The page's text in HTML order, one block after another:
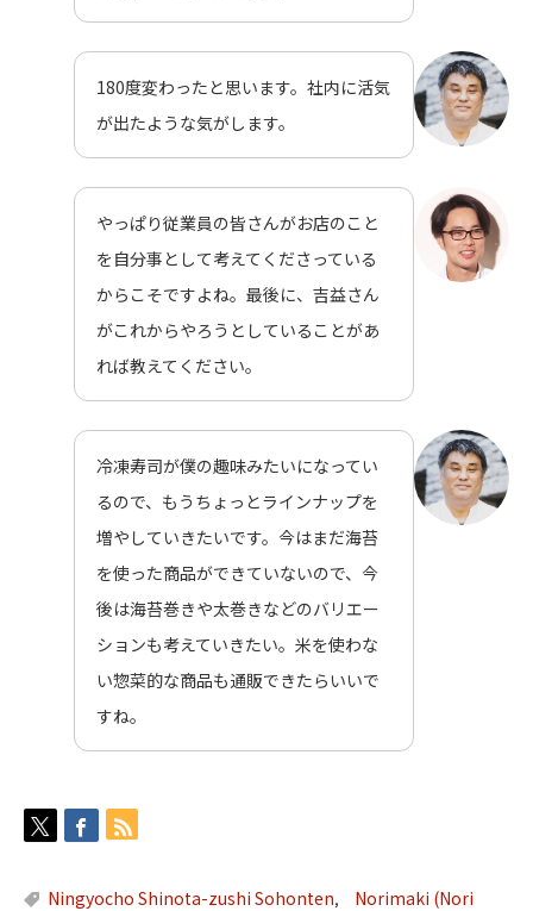
180度変わったと思います。社内に活気
が出たような気がします。
やっぱり従業員の皆さんがお店のこと
を自分事として考えてくださっている
からこそですよね。最後に、吉益さん
がこれからやろうとしていることがあ
れば教えてください。
冷凍寿司が僕の趣味みたいになってい
るので、もうちょっとラインナップを
増やしていきたいです。今はまだ海苔
を使った商品ができていないので、今
後は海苔巻きや太巻きなどのバリエー
ションも考えていきたい。米を使わな
い惣菜的な商品も通販できたらいいで
すね。
Ningyocho Shinota-zushi Sohonten,
Norimaki (Nori